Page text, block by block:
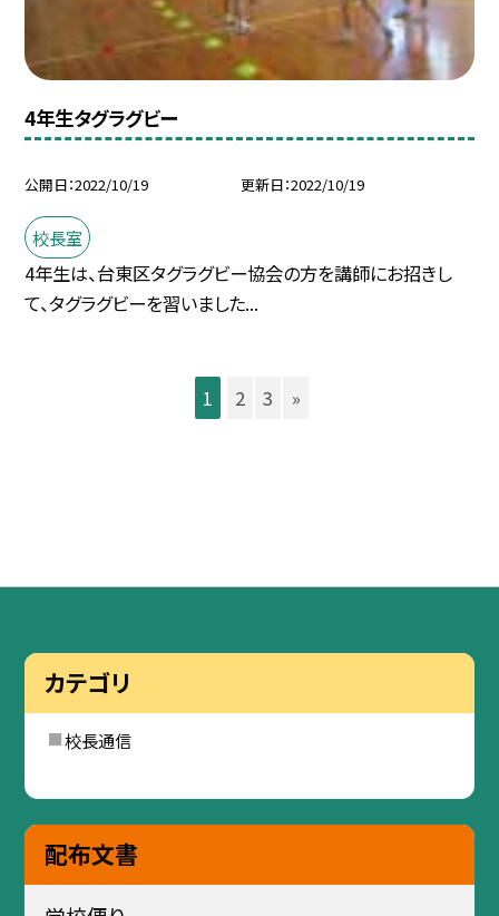
4年生タグラグビー
公開日 2022/10/19 更新日 2022/10/19
校長室
4年生は、台東区タグラグビー協会の方を講師にお招きし
て、タグラグビーを習いました...
1 2 3 »
カテゴリ
校長通信
配布文書